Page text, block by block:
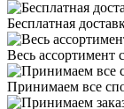
Бесплатная
Весь ассортимент
Принимаем все